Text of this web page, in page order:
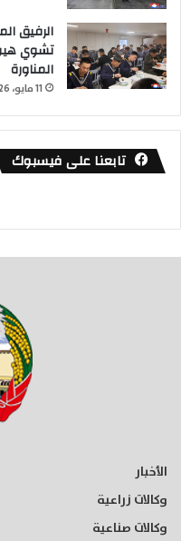
الرفيق
تشوي
المناورة
11 مايو، 2026
تابعنا على فيسبوك
الأخبار
وكالات زراعية
وكالات صناعية